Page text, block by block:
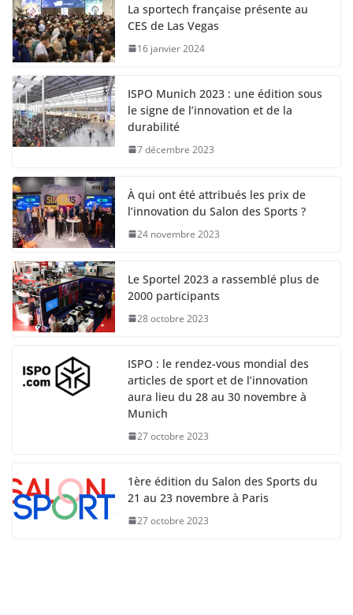
La sportech française présente au
CES de Las Vegas
16 janvier 2024
ISPO Munich 2023 : une édition sous
le signe de l’innovation et de la
durabilité
7 décembre 2023
À qui ont été attribués les prix de
l’innovation du Salon des Sports ?
24 novembre 2023
Le Sportel 2023 a rassemblé plus de
2000 participants
28 octobre 2023
ISPO : le rendez-vous mondial des
articles de sport et de l’innovation
aura lieu du 28 au 30 novembre à
Munich
27 octobre 2023
1ère édition du Salon des Sports du
21 au 23 novembre à Paris
27 octobre 2023